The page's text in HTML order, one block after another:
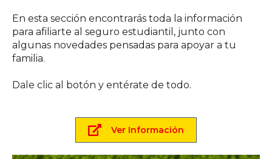
En esta sección encontrarás toda la información
para afiliarte al seguro estudiantil, junto con
algunas novedades pensadas para apoyar a tu
familia.
Dale clic al botón y entérate de todo.
Ver Información